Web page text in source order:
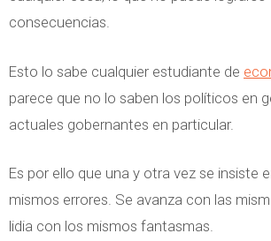
t
r
i
o
consecuencias.
Esto lo sabe cualquier estudiante de
parece que no lo saben los políticos en
actuales gobernantes en particular.
Es por ello que una y otra vez se insiste
mismos errores. Se avanza con las
lidia con los mismos fantasmas.